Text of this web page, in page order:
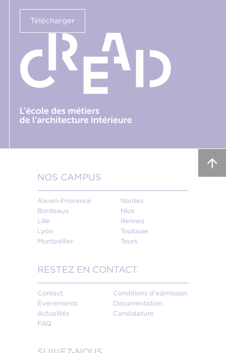
Télécharger
NOS CAMPUS
Aix-en-Provence
Bordeaux
Lille
Lyon
Montpellier
Nantes
Nice
Rennes
Toulouse
Tours
RESTEZ EN CONTACT
Contact
Événements
Actualités
FAQ
Conditions d'admission
Documentation
Candidature